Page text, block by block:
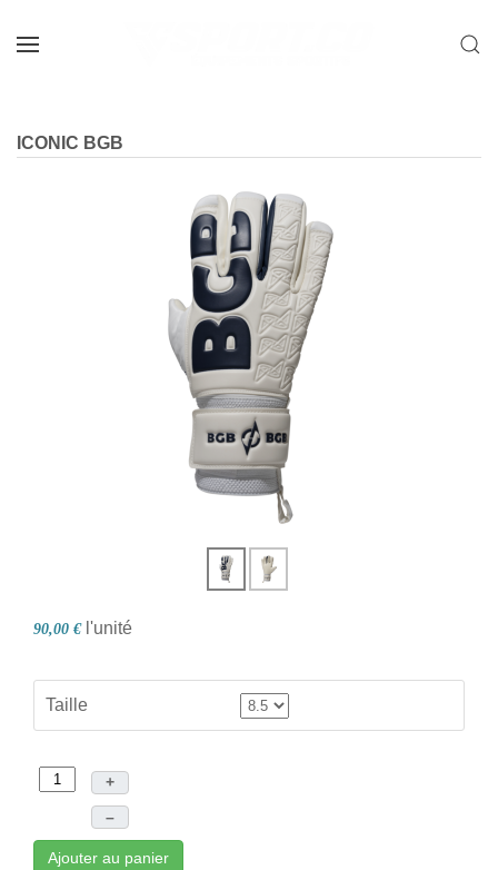
ICONIC BGB
90,00 € l'unité
Taille
+
–
Ajouter au panier